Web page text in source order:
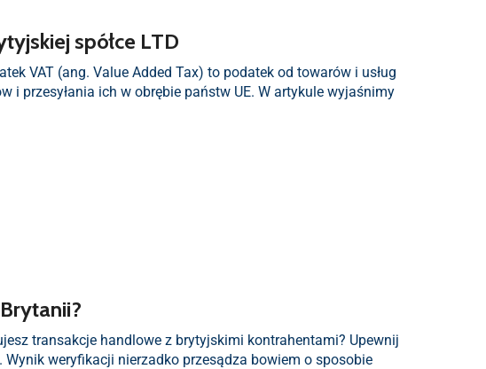
spółce LTD
VAT (ang. Value Added Tax) to podatek od towarów i usług
i przesyłania ich w obrębie państw UE. W artykule wyjaśnimy
transakcje handlowe z brytyjskimi kontrahentami? Upewnij
Wynik weryfikacji nierzadko przesądza bowiem o sposobie